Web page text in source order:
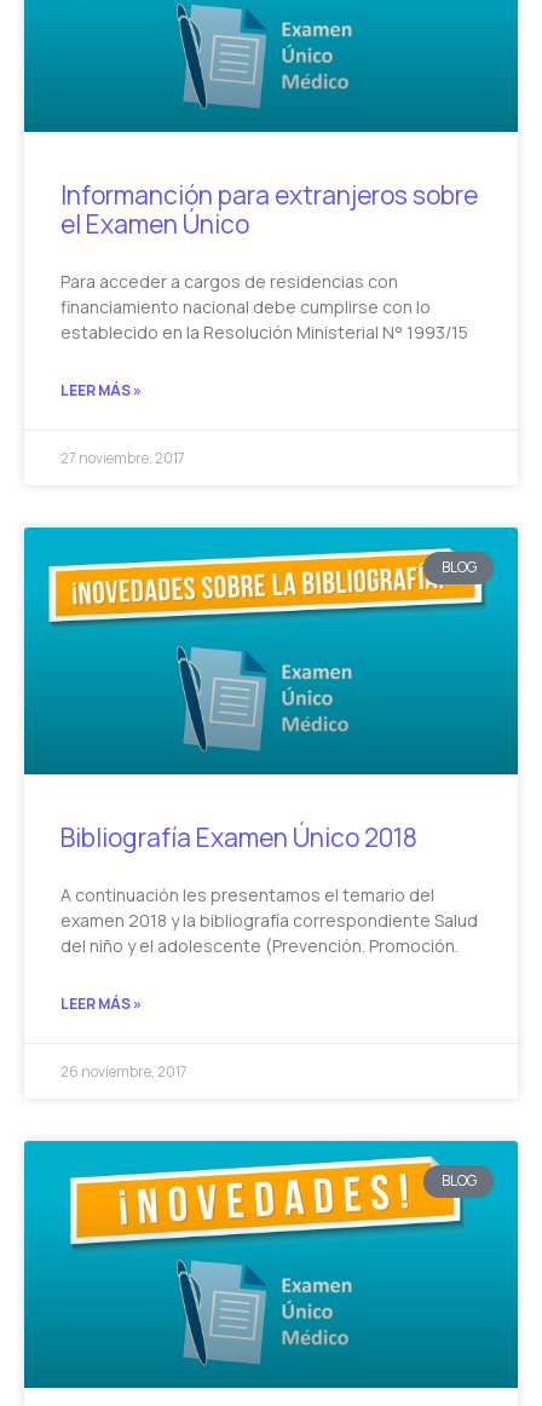
Informanción para extranjeros sobre
el Examen Único
Para acceder a cargos de residencias con
financiamiento nacional debe cumplirse con lo
establecido en la Resolución Ministerial N° 1993/15
LEER MÁS »
27 noviembre, 2017
BLOG
Bibliografía Examen Único 2018
A continuación les presentamos el temario del
examen 2018 y la bibliografía correspondiente Salud
del niño y el adolescente (Prevención. Promoción.
LEER MÁS »
26 noviembre, 2017
BLOG